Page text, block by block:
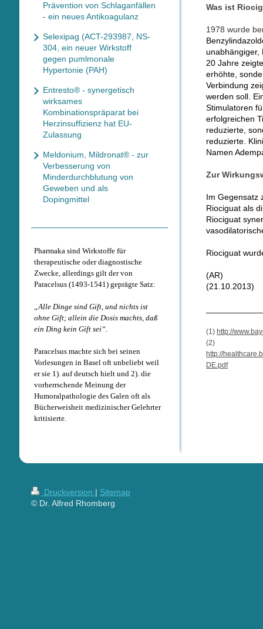
Was ist
1978 wurde
unabhängiger,
20 Jahre
erhöhte,
Verbindung
werden soll.
Stimulatoren
erfolgreichen
reduzierte,
reduzierte.
Namen
Zur
Im Gegensatz
Riociguat als
Riociguat
Riociguat
(AR)
(21.10.2013)
(1) http://
(2)
http://
DE.pdf
Prävention von Schlaganfällen
- ein neues Antikoagulanz
Selexipag (ACT-293987, NS-
304, ein neuer Wirkstoff
gegen pumlmonale
Hypertonie (PAH)
Entresto® - synergetisch
wirksames
Kombinationspräparat bei
Herzinsuffizienz hat EU-
Zulassung
Meldonium, Mildronat® - zur
Verbesserung von
Minderdurchblutung von
Geweben und als
Dopingmittel
Pharmaka sind Wirkstoffe für
therapeutische oder diagnostische
Zwecke, allerdings gilt der von
Paracelsus (1493-1541) geprägte Satz:
„Alle Dinge sind Gift, und nichts ist
ohne Gift; allein die Dosis machts, daß
ein Ding kein Gift sei“.
Paracelsus machte sich bei seinen
Vorlesungen in Basel oft unbeliebt weil
er sie 1). auf deutsch hielt und 2). die
vorherrschende Meinung der
Humoralpathologie des Galen oft als
Bücherweisheit medizinischer Gelehrter
kritisierte.
Druckversion | Sitemap
© Dr. Alfred Rhomberg